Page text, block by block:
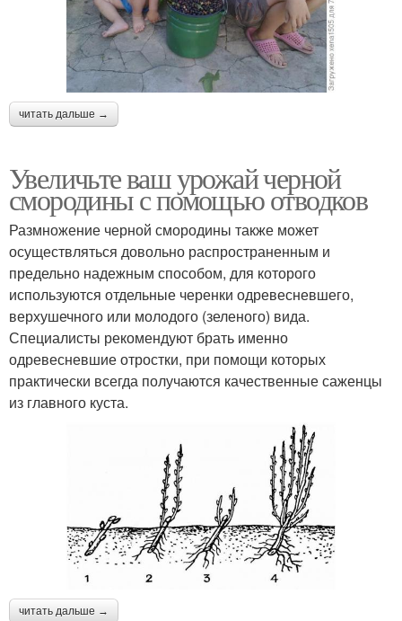
читать дальше →
Увеличьте ваш урожай черной
смородины с помощью отводков
Размножение черной смородины также может
осуществляться довольно распространенным и
предельно надежным способом, для которого
используются отдельные черенки одревесневшего,
верхушечного или молодого (зеленого) вида.
Специалисты рекомендуют брать именно
одревесневшие отростки, при помощи которых
практически всегда получаются качественные саженцы
из главного куста.
читать дальше →